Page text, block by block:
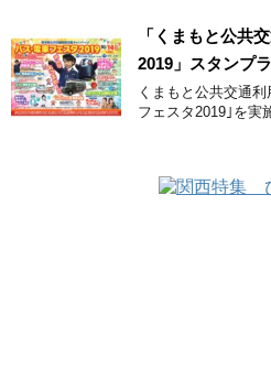
「くまもと公共
2019」スタンプ
くまもと公共交通
フェスタ2019｣を実